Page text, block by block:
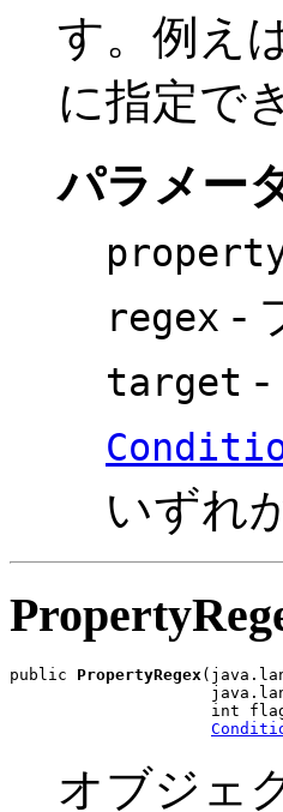
す。例え
に指定で
パラメー
regex -
target -
いずれ
public PropertyRegex
int
オブジェ